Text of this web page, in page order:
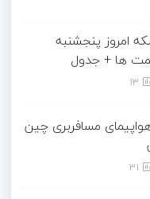
امروز پنجشنبه
13
مسافربری چین
31